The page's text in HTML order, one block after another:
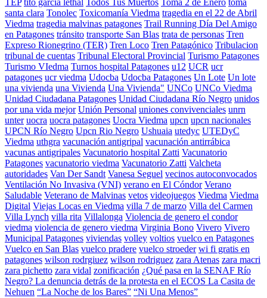
TEP tito garcia lethal Todos Tus Muertos Toma 2 de Enero toma
santa clara Tonolec Toxicomanía Viedma tragedia en el 22 de Abril
Viedma tragedia malvinas patagones Trail Running Día Del Amigo
en Patagones tránsito transporte San Blas trata de personas Tren
Expreso Rionegrino (TER) Tren Loco Tren Patagónico Tribulacion
tribunal de cuentas Tribunal Electoral Provincial Turismo Patagones
Turismo VIedma Turnos hospital Patagones u12 UCR ucr
patagones ucr viedma Udocba Udocba Patagones Un Lote Un lote
una vivienda una Vivienda Una Vivienda" UNCo UNCo Viedma
Unidad Ciudadana Patagones Unidad Ciudadana Río Negro unidos
por una vida mejor Unión Personal uniones convivenciales unrn
unter uocra uocra patagones Uocra Viedma upcn upcn nacionales
UPCN Río Negro Upcn Rio Negro Ushuaia utedyc UTEDyC
Viedma uthgra vacunación antigripal vacunación antirrábica
vacunas antigripales Vacunatorio hospital Zatti Vacunatorio
Patagones vacunatorio viedma Vacunatorio Zatti Valcheta
autoridades Van Der Sandt Vanesa Seguel vecinos autoconvocados
Ventilación No Invasiva (VNI) verano en El Cóndor Verano
Saludable Veterano de Malvinas vetos videojuegos Viedma Viedma
Digital Viejas Locas en Viedma villa 7 de marzo Villa del Carmen
Villa Lynch villa rita Villalonga Violencia de genero el condor
viedma violencia de genero viedma Virginia Bono Vivero Vivero
Municipal Patagones viviendas volley voltios vuelco en Patagones
Vuelco en San Blas vuelco pradere vuelco stroeder wi fi gratis en
patagones wilson rodrgiuez wilson rodriguez zara Atenas zara macri
zara pichetto zara vidal zonificación ¿Qué pasa en la SENAF Río
Negro? La denuncia detrás de la protesta en el ECOS La Casita de
Nehuen “La Noche de los Bares” “Ni Una Menos”